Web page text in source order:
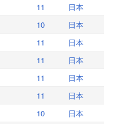
11
日本
10
日本
11
日本
11
日本
11
日本
11
日本
10
日本